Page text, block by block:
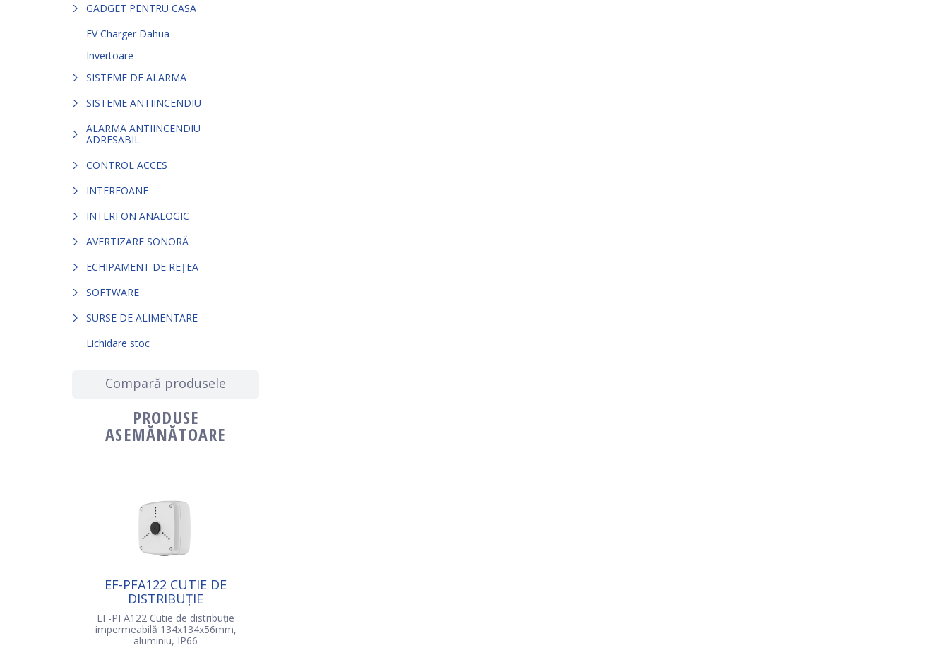
GADGET PENTRU CASA
EV Charger Dahua
Invertoare
SISTEME DE ALARMA
SISTEME ANTIINCENDIU
ALARMA ANTIINCENDIU
ADRESABIL
CONTROL ACCES
INTERFOANE
INTERFON ANALOGIC
AVERTIZARE SONORĂ
ECHIPAMENT DE REȚEA
SOFTWARE
SURSE DE ALIMENTARE
Lichidare stoc
Compară produsele
PRODUSE
ASEMĂNĂTOARE
EF-PFA122 CUTIE DE
DISTRIBUȚIE
IMPERMEABILĂ
EF-PFA122 Cutie de distribuție
impermeabilă 134x134x56mm,
aluminiu, IP66